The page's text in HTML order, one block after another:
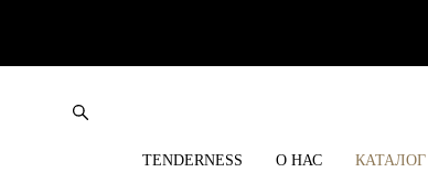
TENDERNESS О НАС КАТАЛОГ